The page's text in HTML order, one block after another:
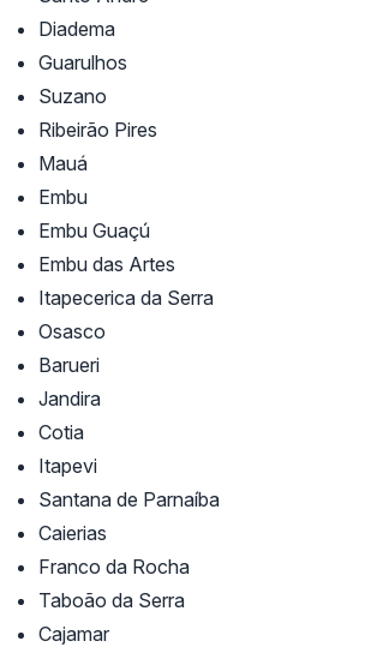
Diadema
Guarulhos
Suzano
Ribeirão Pires
Mauá
Embu
Embu Guaçú
Embu das Artes
Itapecerica da Serra
Osasco
Barueri
Jandira
Cotia
Itapevi
Santana de Parnaíba
Caierias
Franco da Rocha
Taboão da Serra
Cajamar